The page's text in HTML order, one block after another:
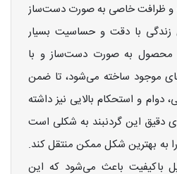
و ظرافت خاصی به صورت دست‌ساز
زندگی با دقت و حساسیت بسیار
محصول به صورت دست‌ساز و با
موجود ساخته می‌شود، تا ضمن
و استحکام بالایی نیز داشته
دقیق این گردنبند به شکلی است
به بهترین شکل ممکن منتقل کند.
باکیفیت باعث می‌شود که این